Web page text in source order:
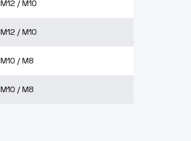
M12 / M10
M12 / M10
M10 / M8
M10 / M8